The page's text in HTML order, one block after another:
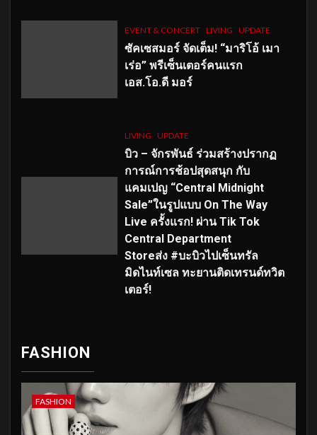
EVENT & CONCERT LIVING UPDATE
ซัคเซสมอร์ จัดเต็ม! “มาริโอ้ เมา
เร่อ” พรีเซ็นเตอร์คนแรก
เอส.โอ.ดี มอร์
LIVING UPDATE
บิว – จักรพันธ์ ร่วมสร้างปรากฏ
การณ์การช้อปสุดสนุก กับ
แคมเปญ “Central Midnight
Sale”ในรูปแบบ On The Way
Live ครั้งแรก! ผ่าน Tik Tok
Central Department
Storeส่ง #บะบิวไปเซ็นทรัล
มิดไนท์เซล ทะยานติดเทรนด์ทวิต
เตอร์!
FASHION
FASHION